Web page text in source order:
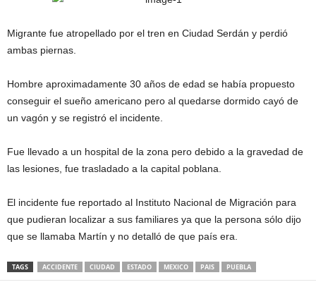
Migrante fue atropellado por el tren en Ciudad Serdán y perdió
ambas piernas.
Hombre aproximadamente 30 años de edad se había propuesto
conseguir el sueño americano pero al quedarse dormido cayó de
un vagón y se registró el incidente.
Fue llevado a un hospital de la zona pero debido a la gravedad de
las lesiones, fue trasladado a la capital poblana.
El incidente fue reportado al Instituto Nacional de Migración para
que pudieran localizar a sus familiares ya que la persona sólo dijo
que se llamaba Martín y no detalló de que país era.
TAGS ACCIDENTE CIUDAD ESTADO MEXICO PAIS PUEBLA